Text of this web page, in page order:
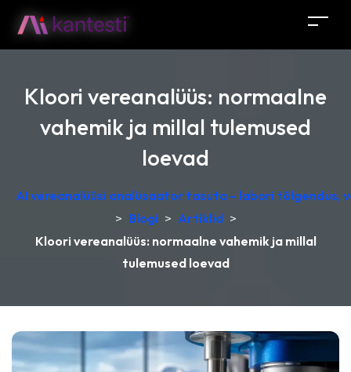
Kloori vereanalüüs: normaalne
vahemik ja millal tulemused
loevad
AI vereanalüüsi analüsaator tasuta – labori tõlgendus,
> Blogi > Artiklid >
Kloori vereanalüüs: normaalne vahemik ja millal
tulemused loevad